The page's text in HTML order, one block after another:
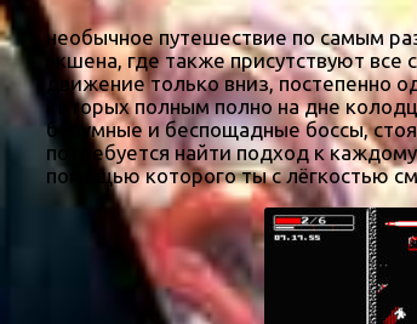
необычное путешествие по самым
экшена, где также присутствуют
движение только вниз, постепенно
которых полным полно на дне
безумные и беспощадные боссы,
потребуется найти подход к
помощью которого ты с лёгкостью